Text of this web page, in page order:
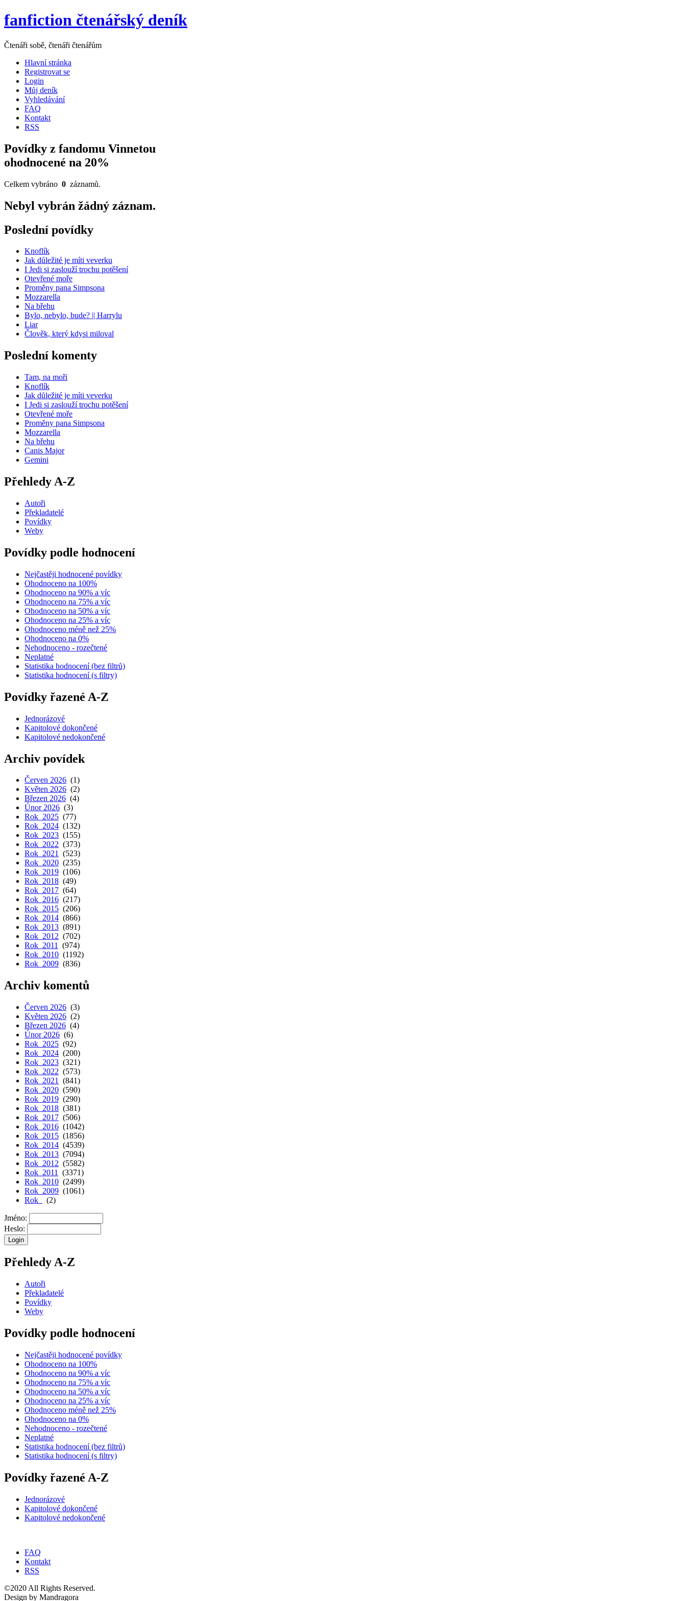
fanfiction čtenářský deník
Čtenáři sobě, čtenáři čtenářům
Hlavní stránka
Registrovat se
Login
Můj deník
Vyhledávání
FAQ
Kontakt
RSS
Povídky z fandomu Vinnetou
ohodnocené na 20%
Celkem vybráno 0 záznamů.
Nebyl vybrán žádný záznam.
Poslední povídky
Knoflík
Jak důležité je míti veverku
I Jedi si zaslouží trochu potěšení
Otevřené moře
Proměny pana Simpsona
Mozzarella
Na břehu
Bylo, nebylo, bude? || Harrylu
Liar
Člověk, který kdysi miloval
Poslední komenty
Tam, na moři
Knoflík
Jak důležité je míti veverku
I Jedi si zaslouží trochu potěšení
Otevřené moře
Proměny pana Simpsona
Mozzarella
Na břehu
Canis Major
Gemini
Přehledy A-Z
Autoři
Překladatelé
Povídky
Weby
Povídky podle hodnocení
Nejčastěji hodnocené povídky
Ohodnoceno na 100%
Ohodnoceno na 90% a víc
Ohodnoceno na 75% a víc
Ohodnoceno na 50% a víc
Ohodnoceno na 25% a víc
Ohodnoceno méně než 25%
Ohodnoceno na 0%
Nehodnoceno - rozečtené
Neplatné
Statistika hodnocení (bez filtrů)
Statistika hodnocení (s filtry)
Povídky řazené A-Z
Jednorázové
Kapitolové dokončené
Kapitolové nedokončené
Archiv povídek
Červen 2026 (1)
Květen 2026 (2)
Březen 2026 (4)
Únor 2026 (3)
Rok 2025 (77)
Rok 2024 (132)
Rok 2023 (155)
Rok 2022 (373)
Rok 2021 (523)
Rok 2020 (235)
Rok 2019 (106)
Rok 2018 (49)
Rok 2017 (64)
Rok 2016 (217)
Rok 2015 (206)
Rok 2014 (866)
Rok 2013 (891)
Rok 2012 (702)
Rok 2011 (974)
Rok 2010 (1192)
Rok 2009 (836)
Archiv komentů
Červen 2026 (3)
Květen 2026 (2)
Březen 2026 (4)
Únor 2026 (6)
Rok 2025 (92)
Rok 2024 (200)
Rok 2023 (321)
Rok 2022 (573)
Rok 2021
(841)
Rok 2020 (590)
Rok 2019 (290)
Rok 2018 (381)
Rok 2017 (506)
Rok 2016 (1042)
Rok 2015 (1856)
Rok 2014 (4539)
Rok 2013 (7094)
Rok 2012 (5582)
Rok 2011
(3371)
Rok 2010 (2499)
Rok 2009 (1061)
Rok
(2)
Jméno:
Heslo:
Přehledy A-Z
Autoři
Překladatelé
Povídky
Weby
Povídky podle hodnocení
Nejčastěji hodnocené povídky
Ohodnoceno na 100%
Ohodnoceno na 90% a víc
Ohodnoceno na 75% a víc
Ohodnoceno na 50% a víc
Ohodnoceno na 25% a víc
Ohodnoceno méně než 25%
Ohodnoceno na 0%
Nehodnoceno - rozečtené
Neplatné
Statistika hodnocení (bez filtrů)
Statistika hodnocení (s filtry)
Povídky řazené A-Z
Jednorázové
Kapitolové dokončené
Kapitolové nedokončené
FAQ
Kontakt
RSS
©2020 All Rights Reserved.
Design by Mandragora